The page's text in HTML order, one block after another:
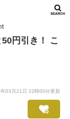
円引き！ こ
03月21日 22時00分更新